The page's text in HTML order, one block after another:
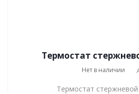
Термостат
Нет в наличии
Термостат